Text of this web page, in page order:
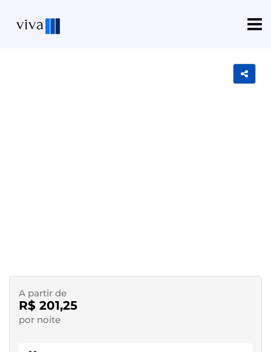
A partir de
R$ 201,25
por noite